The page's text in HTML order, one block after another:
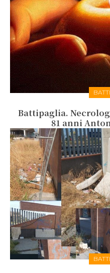
Battipaglia.
81 anni